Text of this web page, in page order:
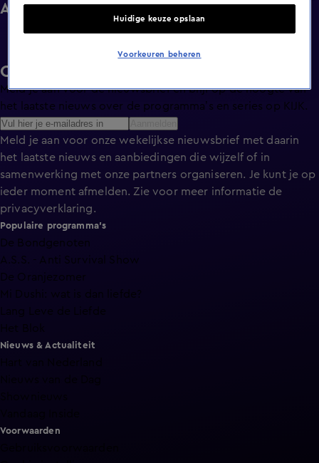
Afleveringen
Ontvang de KIJK-nieuwsbrief
Meld je aan voor de nieuwsbrief en blijf op de hoogte van
het laatste nieuws over de programma’s en series op KIJK.
Meld je aan voor onze wekelijkse nieuwsbrief met daarin
het laatste nieuws en aanbiedingen die wijzelf of in
samenwerking met onze partners organiseren. Je kunt je op
ieder moment afmelden. Zie voor meer informatie de
privacyverklaring.
Populaire programma's
De Bondgenoten
A.S.S. - Anti Survival Show
De Oranjezomer
Mi Dushi: wat is dan liefde?
Lang Leve de Liefde
Het Blok
Nieuws & Actualiteit
Voorwaarden
Huidige keuze opslaan
Voorkeuren beheren